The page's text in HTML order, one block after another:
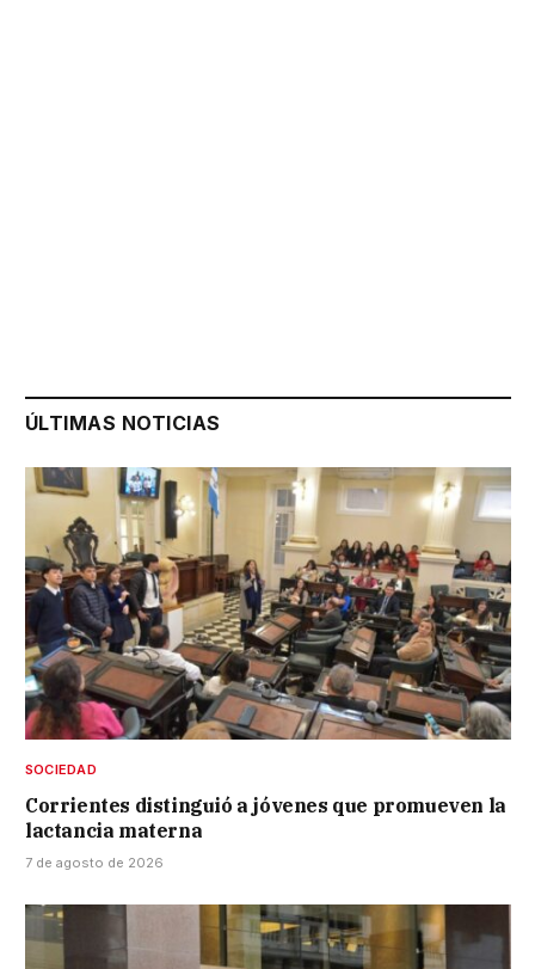
ÚLTIMAS NOTICIAS
SOCIEDAD
Corrientes distinguió a jóvenes que promueven la
lactancia materna
7 de agosto de 2026